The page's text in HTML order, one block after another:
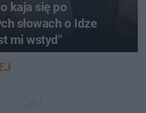
kaja się po
słowach o Idze
mi wstyd"